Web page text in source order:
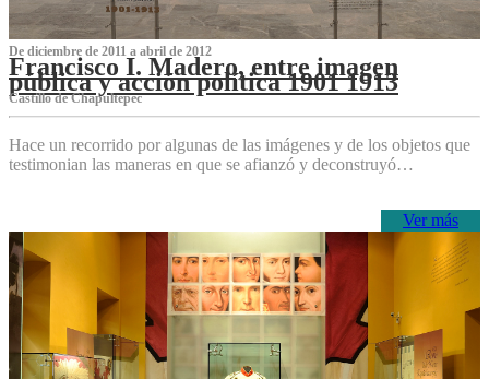
De diciembre de 2011 a abril de 2012
Francisco I. Madero, entre imagen
pública y acción política 1901 1913
Castillo de Chapultepec
Hace un recorrido por algunas de las imágenes y de los objetos que
testimonian las maneras en que se afianzó y deconstruyó…
Ver más